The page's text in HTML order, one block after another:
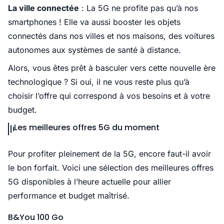
La ville connectée : La 5G ne profite pas qu’à nos
smartphones ! Elle va aussi booster les objets
connectés dans nos villes et nos maisons, des voitures
autonomes aux systèmes de santé à distance.
Alors, vous êtes prêt à basculer vers cette nouvelle ère
technologique ? Si oui, il ne vous reste plus qu’à
choisir l’offre qui correspond à vos besoins et à votre
budget.
Les meilleures offres 5G du moment
Pour profiter pleinement de la 5G, encore faut-il avoir
le bon forfait. Voici une sélection des meilleures offres
5G disponibles à l’heure actuelle pour allier
performance et budget maîtrisé.
B&You 100 Go